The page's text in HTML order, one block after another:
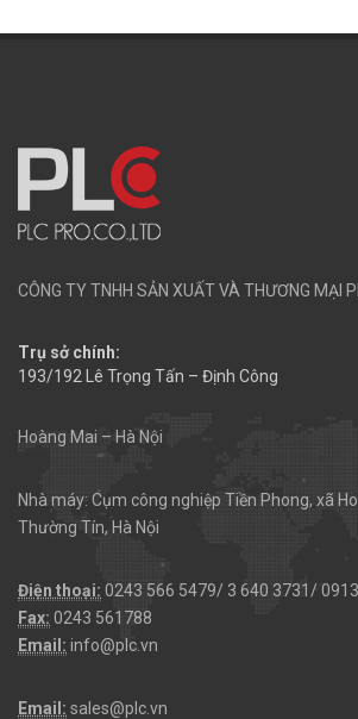
CÔNG TY TNHH SẢN XUẤT VÀ THƯƠNG MẠI
Trụ sở chính:
193/192 Lê Trọng Tấn – Định Công
Hoàng Mai – Hà Nội
Nhà máy: Cụm công nghiệp Tiền Phong, xã
Thường Tín, Hà Nội
Điện thoại: 0243 566 5479/ 3 640 3731/
Fax: 0243 561788
Email: info@plc.vn
Email: sales@plc.vn